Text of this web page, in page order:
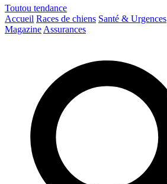
Toutou tendance
Accueil Races de chiens Santé & Urgences
Magazine Assurances